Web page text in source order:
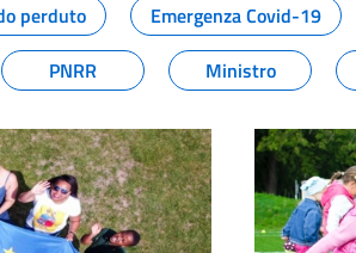
perduto Emergenza Covid-19
PNRR Ministro